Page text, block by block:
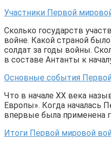
Участники Первой
Сколько государств
войне. Какой страной
солдат за годы войны.
в составе Антанты к
Основные события
Что в начале ХХ века
Европы». Когда началась
впервые была применена
Итоги Первой мировой